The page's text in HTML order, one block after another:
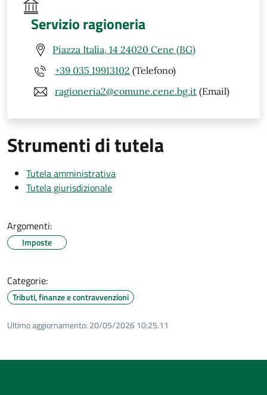
Servizio ragioneria
Piazza Italia, 14 24020 Cene (BG)
+39 035 19913102 (Telefono)
ragioneria2@comune.cene.bg.it (Email)
Strumenti di tutela
Tutela amministrativa
Tutela giurisdizionale
Argomenti:
Imposte
Categorie:
Tributi, finanze e contravvenzioni
Ultimo aggiornamento: 20/05/2026 10:25.11